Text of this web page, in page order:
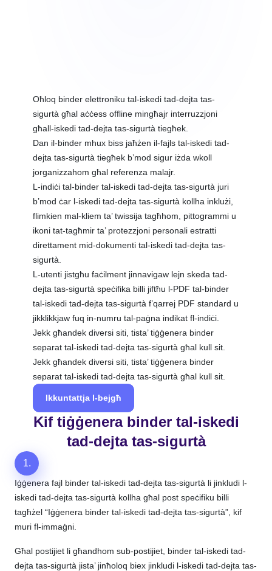
Oħloq binder elettroniku tal-iskedi tad-dejta tas-
sigurtà għal aċċess offline mingħajr interruzzjoni
għall-iskedi tad-dejta tas-sigurtà tiegħek.
Dan il-binder mhux biss jaħżen il-fajls tal-iskedi tad-
dejta tas-sigurtà tiegħek b’mod sigur iżda wkoll
jorganizzahom għal referenza malajr.
L-indiċi tal-binder tal-iskedi tad-dejta tas-sigurtà juri
b’mod ċar l-iskedi tad-dejta tas-sigurtà kollha inklużi,
flimkien mal-kliem ta’ twissija tagħhom, pittogrammi u
ikoni tat-tagħmir ta’ protezzjoni personali estratti
direttament mid-dokumenti tal-iskedi tad-dejta tas-
sigurtà.
L-utenti jistgħu faċilment jinnavigaw lejn skeda tad-
dejta tas-sigurtà speċifika billi jiftħu l-PDF tal-binder
tal-iskedi tad-dejta tas-sigurtà f’qarrej PDF standard u
jikklikkjaw fuq in-numru tal-paġna indikat fl-indiċi.
Jekk għandek diversi siti, tista’ tiġġenera binder
separat tal-iskedi tad-dejta tas-sigurtà għal kull sit.
Jekk għandek diversi siti, tista’ tiġġenera binder
separat tal-iskedi tad-dejta tas-sigurtà għal kull sit.
Ikkuntattja l-bejgħ
Kif tiġġenera binder tal-iskedi
tad-dejta tas-sigurtà
1.
Iġġenera fajl binder tal-iskedi tad-dejta tas-sigurtà li jinkludi l-
iskedi tad-dejta tas-sigurtà kollha għal post speċifiku billi
tagħżel “Iġġenera binder tal-iskedi tad-dejta tas-sigurtà”, kif
muri fl-immaġni.
Għal postijiet li għandhom sub-postijiet, binder tal-iskedi tad-
dejta tas-sigurtà jista’ jinħoloq biex jinkludi l-iskedi tad-dejta tas-